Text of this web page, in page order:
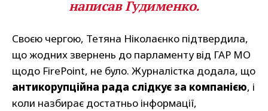
написав Гудименко.
Своєю чергою, Тетяна Ніколаєнко підтвердила,
що жодних звернень до парламенту від ГАР МО
щодо FirePoint, не було. Журналістка додала, що
антикорупційна рада слідкує за компанією, і
коли назбирає достатньо інформації,